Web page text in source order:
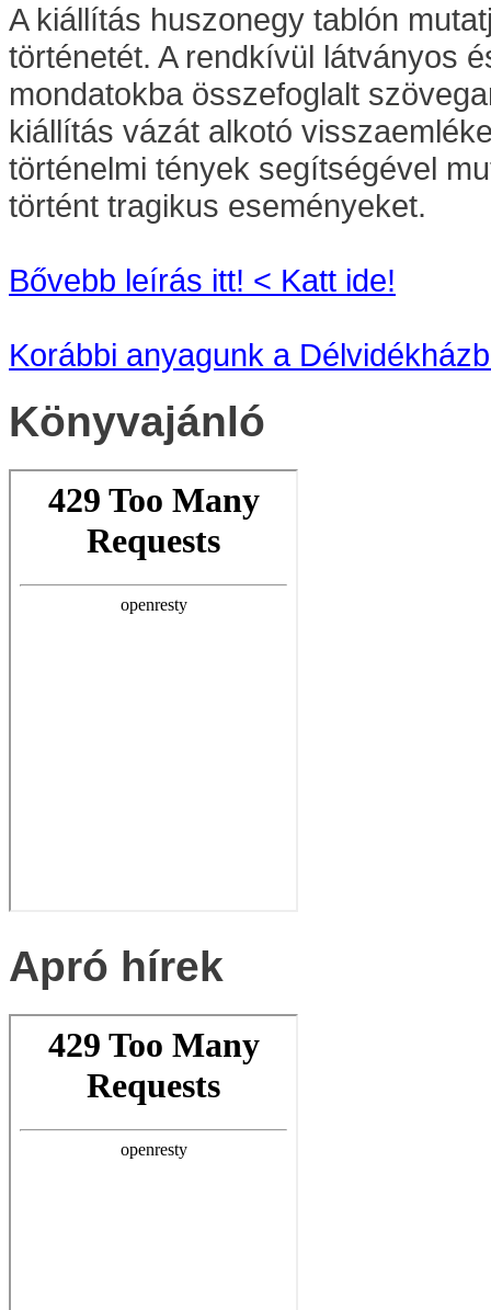
A kiállítás huszonegy tablón
történetét. A rendkívül látványos
mondatokba összefoglalt
kiállítás vázát alkotó
történelmi tények segítségével
történt tragikus eseményeket.
Bővebb leírás itt! < Katt ide!
Korábbi anyagunk a
Könyvajánló
Apró hírek